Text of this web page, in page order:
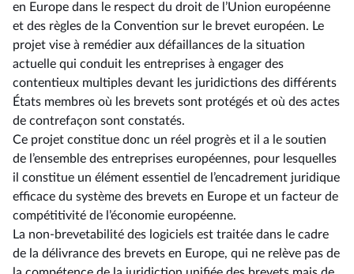
en Europe dans le respect du droit de l’Union européenne
et des règles de la Convention sur le brevet européen. Le
projet vise à remédier aux défaillances de la situation
actuelle qui conduit les entreprises à engager des
contentieux multiples devant les juridictions des différents
États membres où les brevets sont protégés et où des actes
de contrefaçon sont constatés.
Ce projet constitue donc un réel progrès et il a le soutien
de l’ensemble des entreprises européennes, pour lesquelles
il constitue un élément essentiel de l’encadrement juridique
efficace du système des brevets en Europe et un facteur de
compétitivité de l’économie européenne.
La non-brevetabilité des logiciels est traitée dans le cadre
de la délivrance des brevets en Europe, qui ne relève pas de